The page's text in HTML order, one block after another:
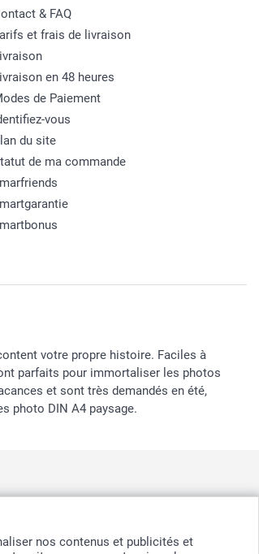
nos contenus et publicités et
& FAQ
et frais de livraison
en 48 heures
de Paiement
vous
du site
de ma commande
votre propre histoire. Faciles à
parfaits pour immortaliser les photos
et sont très demandés en été,
photo DIN A4 paysage.